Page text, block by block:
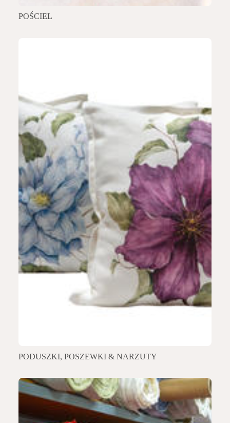
POŚCIEL
PODUSZKI, POSZEWKI & NARZUTY